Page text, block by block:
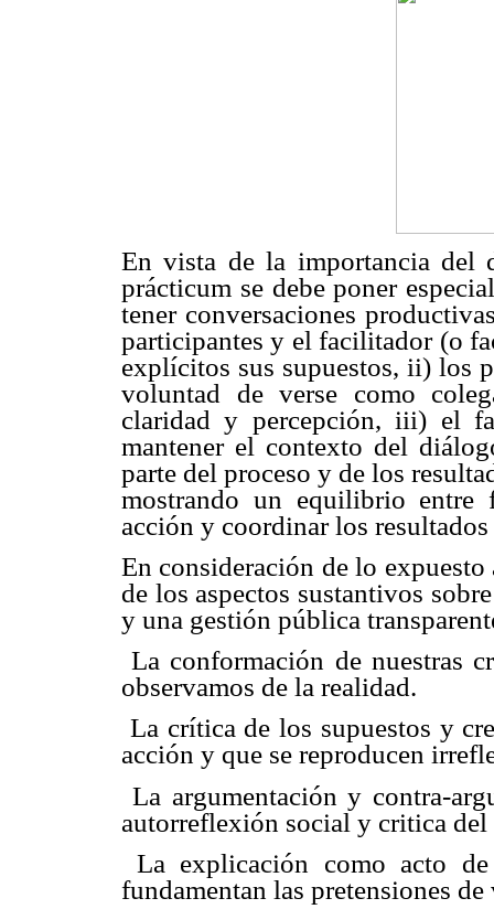
En vista de la importancia del
prácticum se debe poner
tener conversaciones
participantes y el facilitador (o
explícitos sus supuestos, ii) los
voluntad de verse como
claridad y percepción, iii) el
mantener el contexto del
parte del proceso y de los
mostrando un equilibrio
acción y coordinar los
En consideración de lo
de los aspectos sustantivos
y una gestión pública
 La conformación de nuestras
observamos de la realidad.
 La crítica de los supuestos y
acción y que se reproducen
 La argumentación y contra-
autorreflexión social y critica
 La explicación como acto
fundamentan las pretensiones